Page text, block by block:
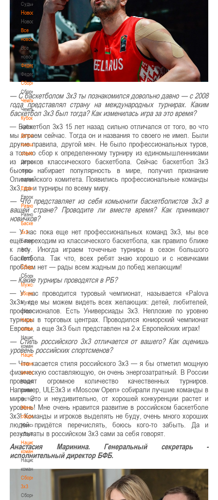
Судьи
Новости
Новости
Все
новости
Все
новости
Федерация
Федерация
Сборные
Сборные
Чемпионат
Чемпионат
Кубок
Кубок
Детско-
юношеские
соревнования
Детско-
юношеские
соревнования
Еврокубки
Еврокубки
Разное
Разное
Баскетбол
3х3
Баскетбол
3х3
Лого[modid=121]
Сборные
Сборные
Мужские
сборные
Мужские
сборные
Национальная
команда
Национальная
команда
Национальная
команда
(история)
Национальная
команда
(история)
Женские
сборные
Женские
сборные
Национальная
команда
Национальная
команда
Сборные
3х3
Сборные
— С баскетболом 3х3 ты познакомился довольно давно — с 2008
года представлял страну на международных турнирах. Каким
баскетбол 3х3 был тогда? Как изменилась игра за это время?
— Баскетбол 3х3 15 лет назад сильно отличался от того, во что
мы играем сейчас. Тогда он и названия то своего не имел. Были
другие правила, другой мяч. Не было профессиональных туров,
а только сбор к определенному турниру из единомышленниками
из игроков классического баскетбола. Сейчас баскетбол 3х3
быстро набирает популярность в мире, получил признание
Олимпийского комитета. Появились профессиональные команды
3х3, да и турниры по всему миру.
— Что представляет из себя комьюнити баскетболистов 3х3 в
вашей стране? Проводите ли вместе время? Как принимают
новичков?
— У нас пока еще нет профессиональных команд 3х3, мы все
ещё переходим из классического баскетбола, как правило ближе
к лету. Иногда играем точечные турниры в сезон большого
баскетбола. Так что, всех ребят знаю хорошо и с новичками
проблем нет — рады всем жадным до побед желающим!
— Какие турниры проводятся в РБ?
— У нас проводится туровый чемпионат, называется «Palova
3х3», где мы можем видеть всех желающих: детей, любителей,
профессионалов. Есть Универсиады 3х3. Неплохие по уровню
турниры в торговых центрах. Проводился юниорский чемпионат
Европы, а еще 3х3 был представлен на 2-х Европейских играх!
— Стиль российского 3х3 отличается от вашего? Как оценишь
уровень российских спортсменов?
— Что касается стиля российского 3х3 — я бы отметил мощную
физическую составляющую, он очень энергозатратный. В России
проводят огромное количество качественных турниров.
Например, ULE3х3 и «Moscow Open» собирали лучшие команды в
мире. Это и неудивительно, от хорошей конкуренции растет и
уровень! Мне очень нравится развитие в российском баскетболе
3х3! Команды и игроков выделять не буду, очень много хороших
людей придётся перечислять, боюсь кого-то забыть. Да и
результаты в российском 3х3 сами за себя говорят.
Анастасия Маринина. Генеральный секретарь -
исполнительный директор БФБ.